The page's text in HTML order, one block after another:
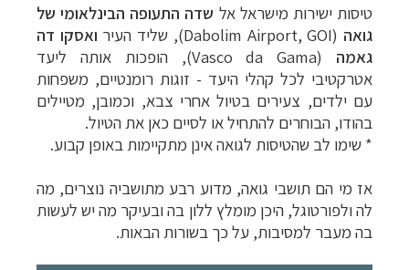
טיסות ישירות מישראל אל שדה התעופה הבינלאומי של
גואה (Dabolim Airport, GOI), שליד העיר
ואסקו דה
גאמה
(Vasco da Gama), הופכות אותה ליעד
אטרקטיבי לכל קהלי היעד - זוגות רומנטיים, משפחות
עם ילדים, צעירים בטיול אחרי צבא, וכמובן, מטיילים
בהודו, הבוחרים להתחיל או לסיים כאן את הטיול.
* שימו לב שהטיסות לגואה אינן מתקיימות באופן קבוע.
אז מי הם תושבי גואה, מדוע רבע מתושביה נוצרים, מה
לה ולפורטוגל, היכן מומלץ ללון בה ובעיקר מה יש לעשות
בה מעבר למסיבות, על כך בשורות הבאות.